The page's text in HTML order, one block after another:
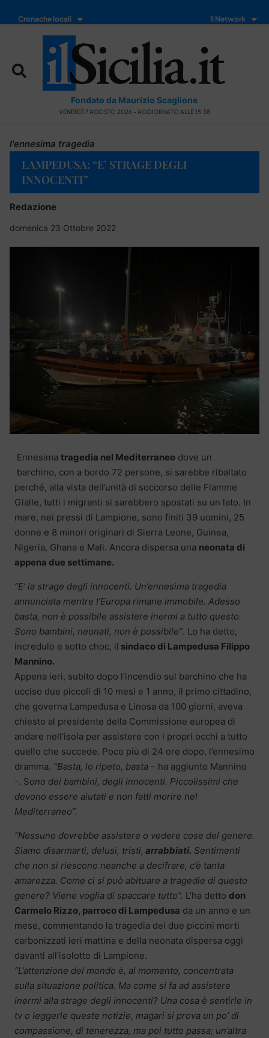
Cronache locali Il Network
Fondato da Maurizio Scaglione
VENERDÌ 7 AGOSTO 2026 - AGGIORNATO ALLE 15:38
l'ennesima tragedia
LAMPEDUSA: “E’ STRAGE DEGLI
INNOCENTI”
Redazione
domenica 23 Ottobre 2022
Ennesima tragedia nel Mediterraneo dove un
barchino, con a bordo 72 persone, si sarebbe ribaltato
perché, alla vista dell’unità di soccorso delle Fiamme
Gialle, tutti i migranti si sarebbero spostati su un lato. In
mare, nei pressi di Lampione, sono finiti 39 uomini, 25
donne e 8 minori originari di Sierra Leone, Guinea,
Nigeria, Ghana e Mali. Ancora dispersa una neonata di
appena due settimane.
“E’ la strage degli innocenti. Un’ennesima tragedia
annunciata mentre l’Europa rimane immobile. Adesso
basta, non è possibile assistere inermi a tutto questo.
Sono bambini, neonati, non è possibile”. Lo ha detto,
incredulo e sotto choc, il sindaco di Lampedusa Filippo
Mannino.
Appena ieri, subito dopo l’incendio sul barchino che ha
ucciso due piccoli di 10 mesi e 1 anno, il primo cittadino,
che governa Lampedusa e Linosa da 100 giorni, aveva
chiesto al presidente della Commissione europea di
andare nell’isola per assistere con i propri occhi a tutto
quello che succede. Poco più di 24 ore dopo, l’ennesimo
dramma. “Basta, lo ripeto, basta – ha aggiunto Mannino
-. Sono dei bambini, degli innocenti. Piccolissimi che
devono essere aiutati e non fatti morire nel
Mediterraneo”.
“Nessuno dovrebbe assistere o vedere cose del genere.
Siamo disarmarti, delusi, tristi, arrabbiati. Sentimenti
che non si riescono neanche a decifrare, c’è tanta
amarezza. Come ci si può abituare a tragedie di questo
genere? Viene voglia di spaccare tutto”. L’ha detto don
Carmelo Rizzo, parroco di Lampedusa da un anno e un
mese, commentando la tragedia dei due piccini morti
carbonizzati ieri mattina e della neonata dispersa oggi
davanti all’isolotto di Lampione.
“L’attenzione del mondo è, al momento, concentrata
sulla situazione politica. Ma come si fa ad assistere
inermi alla strage degli innocenti? Una cosa è sentirle in
tv o leggerle queste notizie, magari si prova un po’ di
compassione, di tenerezza, ma poi tutto passa; un’altra